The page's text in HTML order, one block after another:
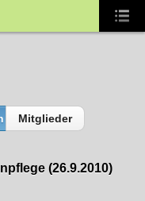
Mitglieder
(26.9.2010)